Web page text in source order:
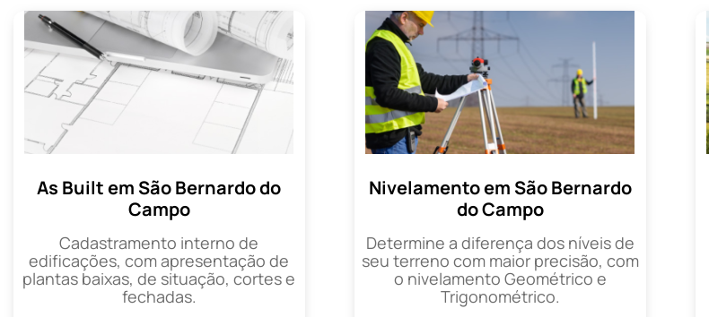
As Built em São Bernardo do
Campo
Cadastramento interno de
edificações, com apresentação de
plantas baixas, de situação, cortes e
fechadas.
Nivelamento em São Bernardo
do Campo
Determine a diferença dos níveis de
seu terreno com maior precisão, com
o nivelamento Geométrico e
Trigonométrico.